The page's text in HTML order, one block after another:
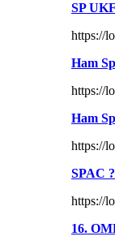
SP
https://
Ham
https://
Ham
https://
SPAC
https://
16.